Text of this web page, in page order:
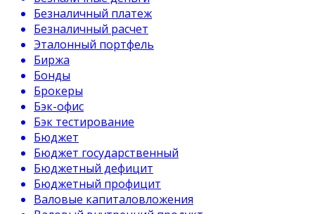
Безналичный платеж
Безналичный расчет
Эталонный портфель
Биржа
Бонды
Брокеры
Бэк-офис
Бэк тестирование
Бюджет
Бюджет государственный
Бюджетный дефицит
Бюджетный профицит
Валовые капиталовложения